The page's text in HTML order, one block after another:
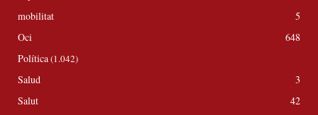
mobilitat
5
Oci
648
Política(1.042)
Salud
3
Salut
42